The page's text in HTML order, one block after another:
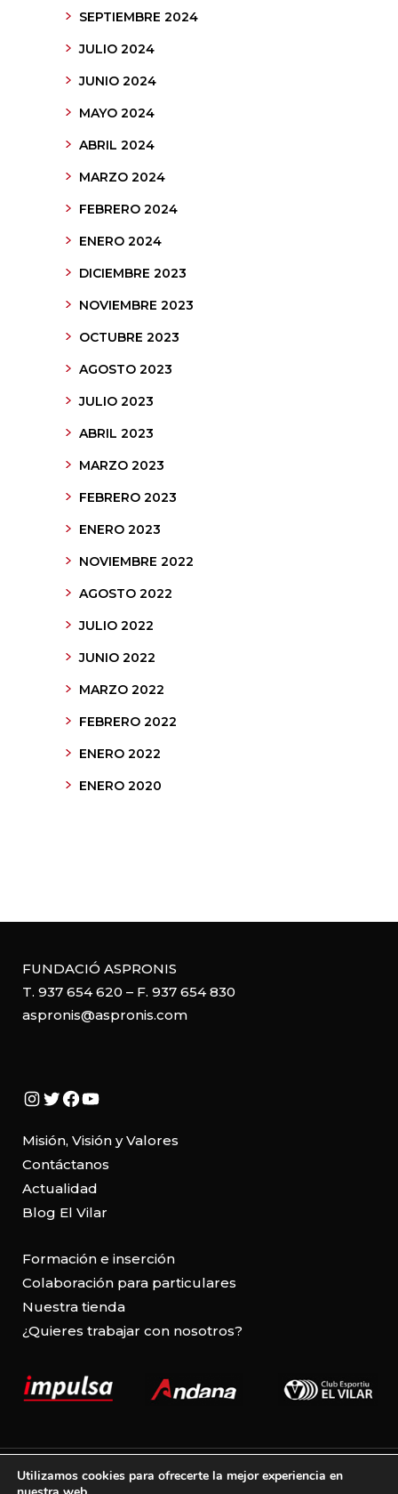
SEPTIEMBRE 2024
JULIO 2024
JUNIO 2024
MAYO 2024
ABRIL 2024
MARZO 2024
FEBRERO 2024
ENERO 2024
DICIEMBRE 2023
NOVIEMBRE 2023
OCTUBRE 2023
AGOSTO 2023
JULIO 2023
ABRIL 2023
MARZO 2023
FEBRERO 2023
ENERO 2023
NOVIEMBRE 2022
AGOSTO 2022
JULIO 2022
JUNIO 2022
MARZO 2022
FEBRERO 2022
ENERO 2022
ENERO 2020
FUNDACIÓ ASPRONIS
T. 937 654 620 – F. 937 654 830
aspronis@aspronis.com
Instagram
Twitter
Facebook
YouTube
Misión, Visión y Valores
Contáctanos
Actualidad
Blog El Vilar
Formación e inserción
Colaboración para particulares
Nuestra tienda
¿Quieres trabajar con nosotros?
Utilizamos cookies para ofrecerte la mejor experiencia en